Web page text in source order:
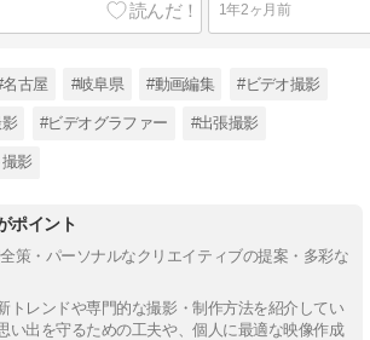
1年2ヶ月前
名古屋 #岐阜県 #動画編集 #ビデオ撮影
#ビデオグラファー #出張撮影
影
ポイント
策・パーソナルなクリエイティブの提案・多彩な
トレンドや専門的な撮影・制作方法を紹介してい
い出を守るための工夫や、個人に最適な映像作成